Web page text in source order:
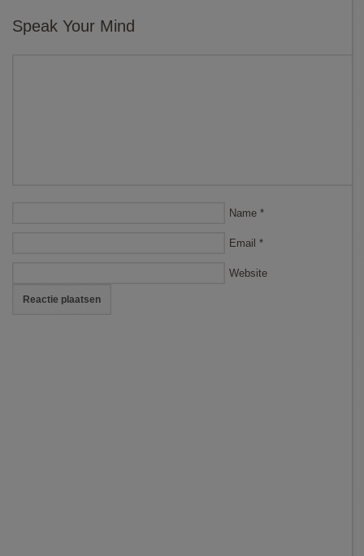
Speak Your Mind
Name *
Email *
Website